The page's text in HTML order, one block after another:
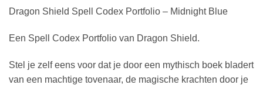
Dragon Shield Spell Codex Portfolio – Midnight Blue
Een Spell Codex Portfolio van Dragon Shield.
Stel je zelf eens voor dat je door een mythisch boek bladert
van een machtige tovenaar, de magische krachten door je